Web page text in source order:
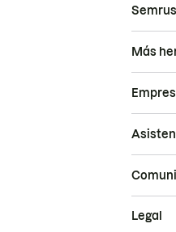
Más
Legal